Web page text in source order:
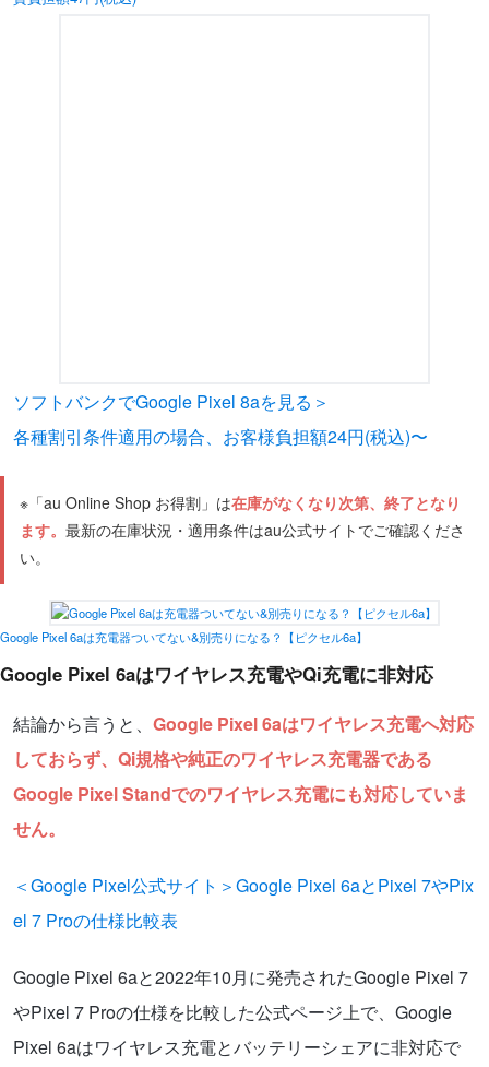
ソフトバンクでGoogle Pixel 8aを見る＞
各種割引条件適用の場合、お客様負担額24円(税込)〜
※「au Online Shop お得割」は在庫がなくなり次第、終了となり
ます。 最新の在庫状況・適用条件はau公式サイトでご確認くださ
い。
Google Pixel 6aは充電器ついてない&別売りになる？【ピクセル6a】
Google Pixel 6aはワイヤレス充電やQi充電に非対応
結論から言うと、 Google Pixel 6aはワイヤレス充電へ対応
しておらず、Qi規格や純正のワイヤレス充電器である
Google Pixel Standでのワイヤレス充電にも対応していま
せん。
＜Google Pixel公式サイト＞Google Pixel 6aとPixel 7やPix
el 7 Proの仕様比較表
Google Pixel 6aと2022年10月に発売されたGoogle Pixel 7
やPixel 7 Proの仕様を比較した公式ページ上で、Google
Pixel 6aはワイヤレス充電とバッテリーシェアに非対応で